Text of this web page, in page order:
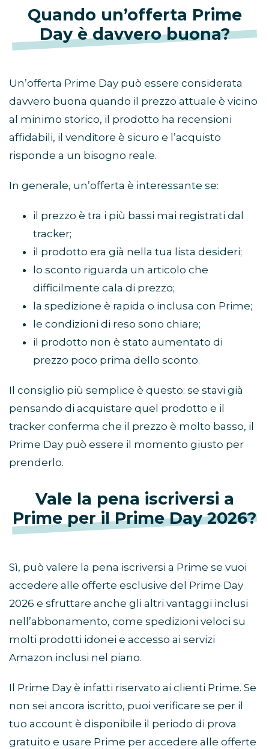
Quando un’offerta Prime
Day è davvero buona?
Un’offerta Prime Day può essere considerata
davvero buona quando il prezzo attuale è vicino
al minimo storico, il prodotto ha recensioni
affidabili, il venditore è sicuro e l’acquisto
risponde a un bisogno reale.
In generale, un’offerta è interessante se:
il prezzo è tra i più bassi mai registrati dal
tracker;
il prodotto era già nella tua lista desideri;
lo sconto riguarda un articolo che
difficilmente cala di prezzo;
la spedizione è rapida o inclusa con Prime;
le condizioni di reso sono chiare;
il prodotto non è stato aumentato di
prezzo poco prima dello sconto.
Il consiglio più semplice è questo: se stavi già
pensando di acquistare quel prodotto e il
tracker conferma che il prezzo è molto basso, il
Prime Day può essere il momento giusto per
prenderlo.
Vale la pena iscriversi a
Prime per il Prime Day 2026?
Sì, può valere la pena iscriversi a Prime se vuoi
accedere alle offerte esclusive del Prime Day
2026 e sfruttare anche gli altri vantaggi inclusi
nell’abbonamento, come spedizioni veloci su
molti prodotti idonei e accesso ai servizi
Amazon inclusi nel piano.
Il Prime Day è infatti riservato ai clienti Prime. Se
non sei ancora iscritto, puoi verificare se per il
tuo account è disponibile il periodo di prova
gratuito e usare Prime per accedere alle offerte